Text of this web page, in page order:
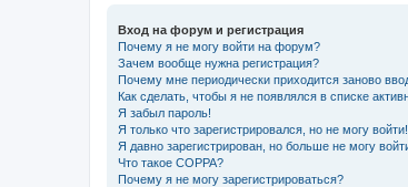
Вход на форум и регистрация
Почему я не могу войти на форум?
Зачем вообще нужна регистрация?
Почему мне периодически приходится заново
Как сделать, чтобы я не появлялся в списке
Я забыл пароль!
Я только что зарегистрировался, но не могу войти!
Я давно зарегистрирован, но больше не могу
Что такое COPPA?
Почему я не могу зарегистрироваться?